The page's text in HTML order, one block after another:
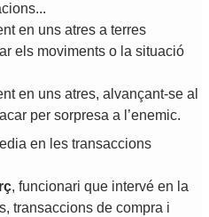
...
en uns atres a terres
els moviments o la situació
en uns atres, alvançant-se al
per sorpresa a ’enemic.
en les transaccions
, funcionari que intervé en la
, transaccions de compra i